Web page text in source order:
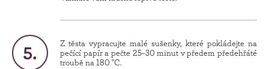
Z těsta vypracujte malé sušenky, které pokládejte na
pečící papír a pečte 25–30 minut v předem předehřáté
troubě na 180 °C.